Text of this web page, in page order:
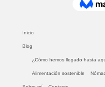
Inicio
Blog
¿Cómo hemos llegado hasta
Alimentación sostenible